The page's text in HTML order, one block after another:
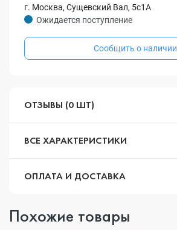
г. Москва, Сущевский Вал, 5с1А
Ожидается поступление
Сообщить о наличии
ОТЗЫВЫ (0 ШТ)
ВСЕ ХАРАКТЕРИСТИКИ
ОПЛАТА И ДОСТАВКА
Похожие товары